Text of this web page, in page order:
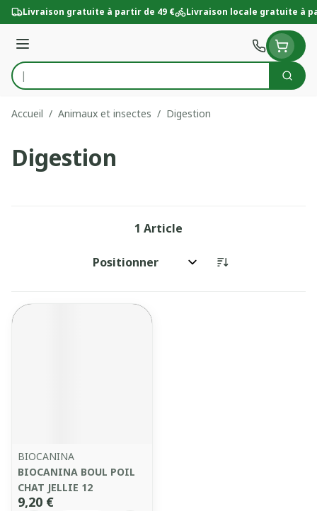
Aller au contenu
Livraison gratuite à partir de 49 € Livraison locale gratuite à
Menu
Rechercher
Accueil / Animaux et insectes / Digestion
Digestion
1 Article
Trier par:
BIOCANINA
BIOCANINA BOUL POIL
CHAT JELLIE 12
9,20 €